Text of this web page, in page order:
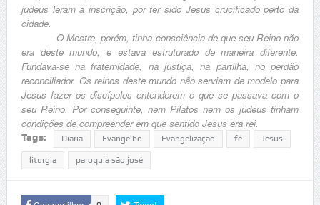
judeus leram a inscrição, por ter sido Jesus crucificado perto da
cidade.
O Mestre, porém, tinha consciência de que seu Reino não
era deste mundo, e estava estruturado de maneira diferente.
Fundava-se na fraternidade, na justiça, na partilha, no perdão
reconciliador. Os reinos deste mundo não serviam de modelo para
Jesus fazer os discípulos entenderem o que se passava com o
seu Reino. Por conseguinte, nem Pilatos nem os judeus tinham
condições de compreender em que sentido Jesus era rei.
Tags: Diaria Evangelho Evangelização fé Jesus
liturgia paroquia são josé